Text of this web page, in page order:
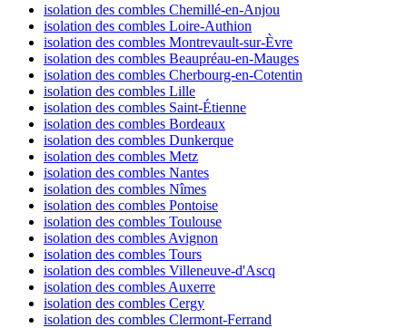
isolation des combles Chemillé-en-Anjou
isolation des combles Loire-Authion
isolation des combles Montrevault-sur-Èvre
isolation des combles Beaupréau-en-Mauges
isolation des combles Cherbourg-en-Cotentin
isolation des combles Lille
isolation des combles Saint-Étienne
isolation des combles Bordeaux
isolation des combles Dunkerque
isolation des combles Metz
isolation des combles Nantes
isolation des combles Nîmes
isolation des combles Pontoise
isolation des combles Toulouse
isolation des combles Avignon
isolation des combles Tours
isolation des combles Villeneuve-d'Ascq
isolation des combles Auxerre
isolation des combles Cergy
isolation des combles Clermont-Ferrand